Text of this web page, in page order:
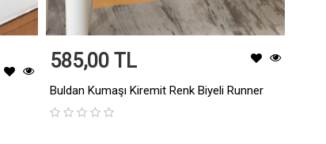
585,00 TL
Buldan Kumaşı Kiremit Renk Biyeli Runner